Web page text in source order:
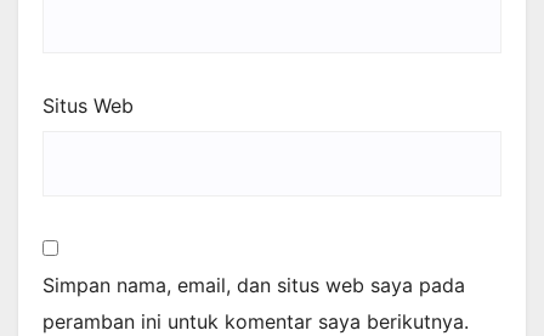
Situs Web
Simpan nama, email, dan situs web saya pada
peramban ini untuk komentar saya berikutnya.